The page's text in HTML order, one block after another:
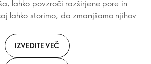
lahko povzroči razširjene pore in
lahko storimo, da zmanjšamo njihov
IZVEDITE VEČ